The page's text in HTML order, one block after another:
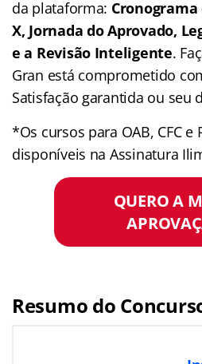
da plataforma: Cronograma
X, Jornada do Aprovado,
e a Revisão Inteligente.
Gran está comprometido
Satisfação garantida ou seu
*Os cursos para OAB, CFC e
disponíveis na Assinatura
QUERO A
Resumo do